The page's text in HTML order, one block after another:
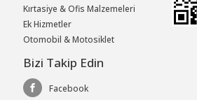
Kırtasiye & Ofis Malzemeleri
Ek Hizmetler
Otomobil & Motosiklet
Bizi Takip Edin
Facebook